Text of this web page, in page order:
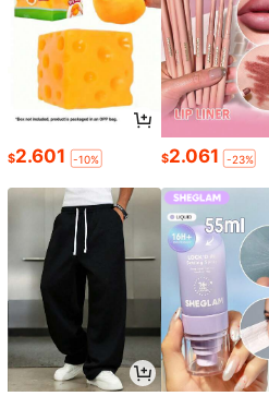
$2.601 -10% $2.061 -23%